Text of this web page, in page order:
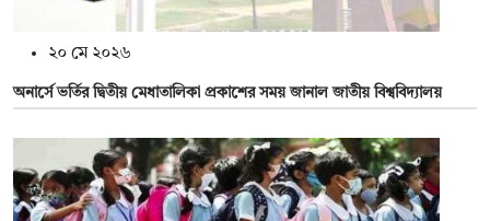
২০ মে ২০২৬
অনার্সে ভর্তির দ্বিতীয় মেধাতালিকা প্রকাশের সময় জানাল জাতীয় বিশ্ববিদ্যালয়